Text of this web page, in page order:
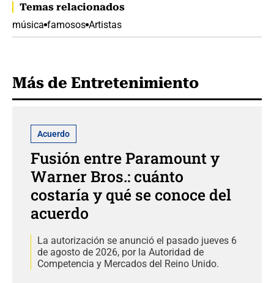
Temas relacionados
música famosos Artistas
Más de Entretenimiento
Acuerdo
Fusión entre Paramount y
Warner Bros.: cuánto
costaría y qué se conoce del
acuerdo
La autorización se anunció el pasado jueves 6
de agosto de 2026, por la Autoridad de
Competencia y Mercados del Reino Unido.